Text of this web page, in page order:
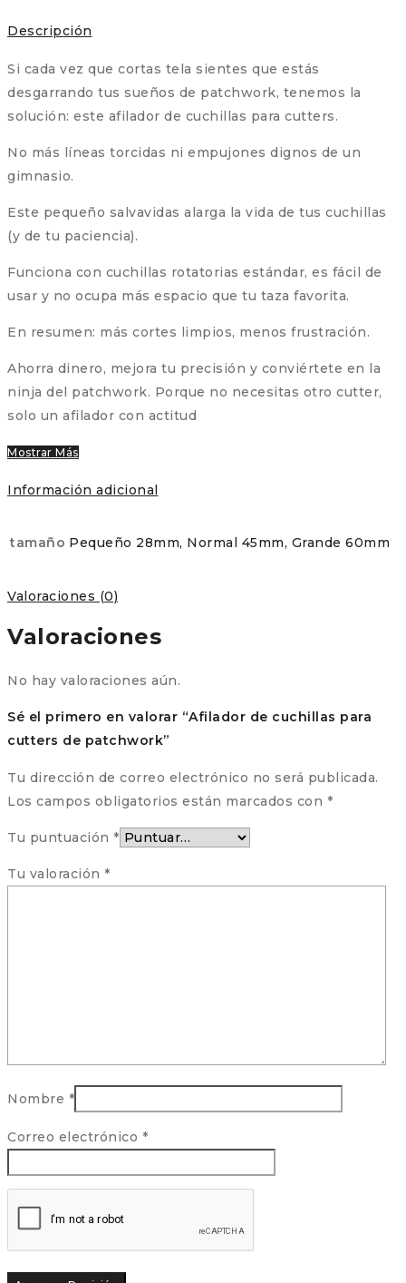
Descripción
Si cada vez que cortas tela sientes que estás
desgarrando tus sueños de patchwork, tenemos la
solución: este afilador de cuchillas para cutters.
No más líneas torcidas ni empujones dignos de un
gimnasio.
Este pequeño salvavidas alarga la vida de tus cuchillas
(y de tu paciencia).
Funciona con cuchillas rotatorias estándar, es fácil de
usar y no ocupa más espacio que tu taza favorita.
En resumen: más cortes limpios, menos frustración.
Ahorra dinero, mejora tu precisión y conviértete en la
ninja del patchwork. Porque no necesitas otro cutter,
solo un afilador con actitud
Mostrar Más
Información adicional
tamaño Pequeño 28mm, Normal 45mm, Grande 60mm
Valoraciones (0)
Valoraciones
No hay valoraciones aún.
Sé el primero en valorar “Afilador de cuchillas para
cutters de patchwork”
Tu dirección de correo electrónico no será publicada.
Los campos obligatorios están marcados con *
Tu puntuación *
Tu valoración *
Nombre *
Correo electrónico *